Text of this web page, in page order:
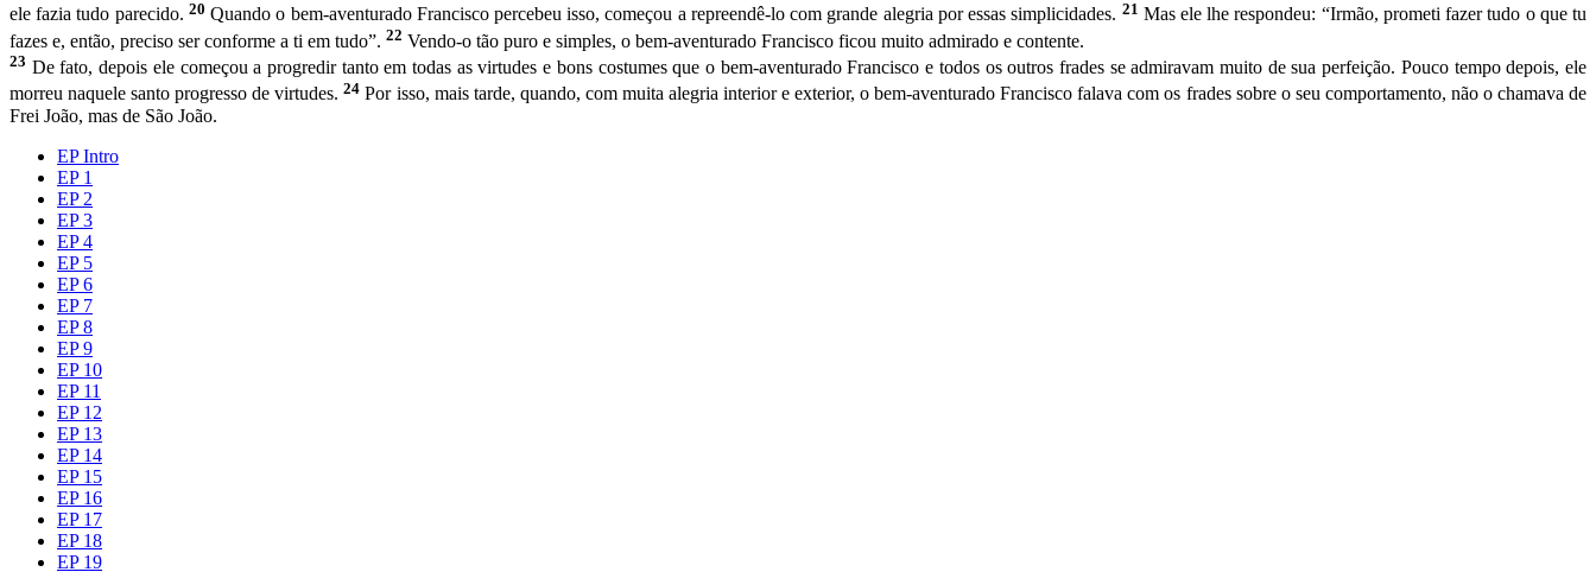
ele fazia tudo parecido. 20 Quando o bem-aventurado Francisco percebeu isso, começou a repreendê-lo com grande alegria por essas simplicidades. 21 Mas ele lhe respondeu: “Irmão, prometi fazer tudo o que tu
fazes e, então, preciso ser con­forme a ti em tudo”. 22 Vendo-o tão puro e simples, o bem-aventurado Francisco ficou muito admirado e contente.
23 De fato, depois ele começou a progredir tanto em todas as virtudes e bons costumes que o bem-aventurado Francisco e todos os outros frades se admiravam muito de sua perfeição. Pouco tempo depois, ele
morreu naquele santo progresso de virtudes.24 Por isso, mais tarde, quando, com muita alegria interior e exterior, o bem-aventurado Francisco falava com os frades sobre o seu comportamento, não o chamava de
Frei João, mas de São João.
EP Intro
EP 1
EP 2
EP 3
EP 4
EP 5
EP 6
EP 7
EP 8
EP 9
EP 10
EP 11
EP 12
EP 13
EP 14
EP 15
EP 16
EP 17
EP 18
EP 19